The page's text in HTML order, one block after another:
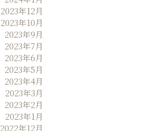
2023年12月
2023年10月
2023年9月
2023年7月
2023年6月
2023年5月
2023年4月
2023年3月
2023年2月
2023年1月
2022年12月